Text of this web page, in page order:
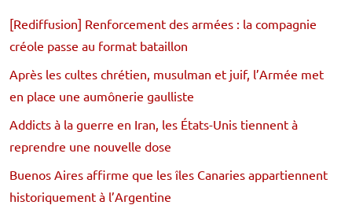
[Rediffusion] Renforcement des armées : la compagnie
créole passe au format bataillon
Après les cultes chrétien, musulman et juif, l’Armée met
en place une aumônerie gaulliste
Addicts à la guerre en Iran, les États-Unis tiennent à
reprendre une nouvelle dose
Buenos Aires affirme que les îles Canaries appartiennent
historiquement à l’Argentine